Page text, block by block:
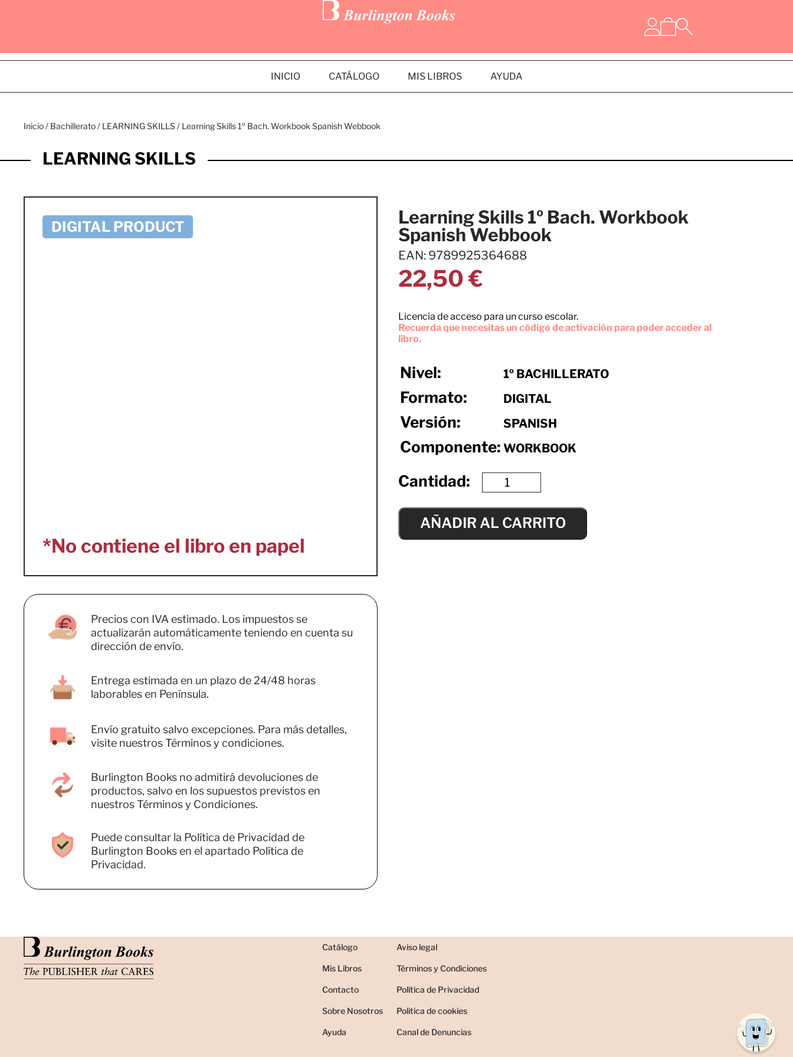
INICIO CATÁLOGO MIS LIBROS AYUDA
Inicio/ Bachillerato/ LEARNING SKILLS/ Learning Skills 1º Bach. Workbook Spanish Webbook
LEARNING SKILLS
Learning Skills 1º Bach. Workbook
Spanish Webbook
EAN: 9789925364688
22,50€
Licencia de acceso para un curso escolar.
Recuerda que necesitas un código de activación para poder acceder al
libro.
Nivel: 1º BACHILLERATO
Formato: DIGITAL
Versión: SPANISH
Componente: WORKBOOK
AÑADIR AL CARRITO
Precios con IVA estimado. Los impuestos se
actualizarán automáticamente teniendo en cuenta su
dirección de envío.
Entrega estimada en un plazo de 24/48 horas
laborables en Península.
Envío gratuito salvo excepciones. Para más detalles,
visite nuestros Términos y condiciones.
Burlington Books no admitirá devoluciones de
productos, salvo en los supuestos previstos en
nuestros Términos y Condiciones.
Puede consultar la Política de Privacidad de
Burlington Books en el apartado Política de
Privacidad.
Catálogo
Mis Libros
Contacto
Sobre Nosotros
Ayuda
Aviso legal
Términos y Condiciones
Política de Privacidad
Politica de cookies
Canal de Denuncias